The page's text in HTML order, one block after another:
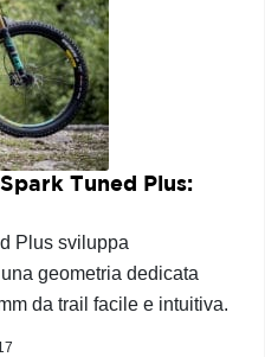
Tuned Plus:
Plus sviluppa
geometria dedicata
da trail facile e intuitiva.